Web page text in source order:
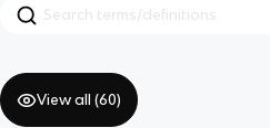
View all (60)